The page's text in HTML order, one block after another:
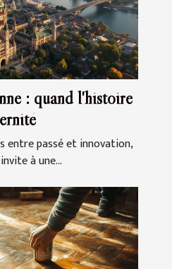
: quand l'histoire
entre passé et innovation,
à une...